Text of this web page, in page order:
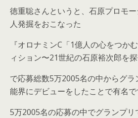
徳重聡さんというと、石原プロモ
人発掘をおこなった
『オロナミンC「1億人の心をつか
ィション〜21世紀の石原裕次郎を探
で応募総数5万2005名の中からグ
能界にデビューをしたことで有名で
5万2005名の応募の中でグランプリ